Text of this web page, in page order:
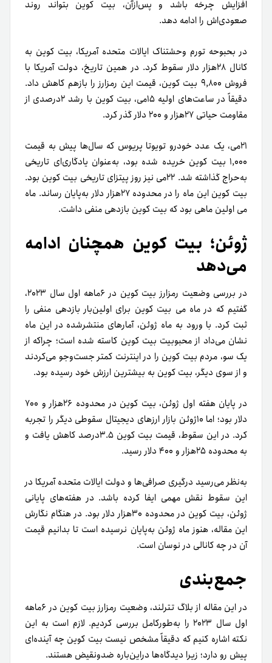
افزایش چرخه باشد و پس‌ازآن، بیت کوین بتواند روند
صعودی‌اش را ادامه دهد.
در بحبوحه تورم وحشتناک ایالات متحده آمریکا، بیت کوین به
کانال ۲۸هزار دلار سقوط کرد. در همین تاریخ، دولت آمریکا با
فروش ۹,۸۰۰ بیت کوین، قیمت این رمزارز را بازهم کاهش داد.
دقیقاً در ساعت­‌های اولیه ۱۵می، بیت کوین با رشد ۲درصدی از
مقاومت حیاتی ۲۷هزار و ۲۰۰ دلار گذر کرد.
۲۱می، یک عدد خودرو تویوتا پریوس که سال‌­ها پیش به قیمت
۱,۰۰۰ بیت کوین خریده شده بود، به‌­عنوان یادگاری‌ای تاریخی
به‌حراج گذاشته شد. ۲۲می نیز روز پیتزای تاریخی بیت کوین بود.
بیت کوین این ماه را در محدوده ۲۷هزار دلار به‌پایان رساند. ماه
می اولین ماهی بود که بیت کوین بازدهی منفی داشت.
ژوئن؛ بیت کوین همچنان ادامه
می‌­دهد
در بررسی وضعیت رمز‌ارز بیت کوین در ۶ماهه اول سال ۲۰۲۳،
گفتیم که در ماه می بیت کوین برای اولین‌بار بازدهی منفی را
ثبت کرد. با ورود به ماه ژوئن، آمار­های منتشرشده در این ماه
نشان می‌­داد از محبوبیت بیت کوین کاسته شده است؛ چراکه از
یک سو، مردم بیت کوین را در اینترنت کمتر جست‌­و­جو می‌­کردند
و از سوی دیگر، بیت کوین به بیشترین ارزش خود رسیده بود.
در پایان هفته اول ژوئن، بیت کوین در محدوده ۲۶هزار و ۷۰۰
دلار بود؛ اما ۱۰ژوئن بازار ارزهای دیجیتال سقوطی دیگر را تجربه
کرد. در این سقوط، قیمت بیت کوین ۳.۵درصد کاهش یافت و
به محدوده ۲۵هزار و ۴۰۰ دلار رسید.
به‌­نظر می‌­رسید درگیری صرافی‌­ها و دولت ایالات متحده آمریکا در
این سقوط نقش مهمی ایفا کرده باشد. در هفته­‌های پایانی
ژوئن، بیت کوین در محدوده ۳۰هزار دلار بود. در هنگام نگارش
این مقاله، هنوز ماه ژوئن به‌پایان نرسیده است تا بدانیم قیمت
آن در چه کانالی در نوسان است.
جمع­‌بندی
در این مقاله از بلاگ تترلند، وضعیت رمز‌ارز بیت کوین در ۶ماهه
اول سال ۲۰۲۳ را به‌طورکامل بررسی کردیم. لازم است به این
نکته اشاره کنیم که دقیقاً مشخص نیست بیت کوین چه آینده‌­ای
پیش رو دارد؛ زیرا دیدگاه‌ها در‌این‌باره ضد‌و‌نقیض هستند.